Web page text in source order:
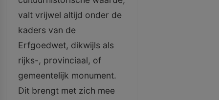
valt vrijwel altijd onder de
kaders van de
Erfgoedwet, dikwijls als
rijks-, provinciaal, of
gemeentelijk monument.
Dit brengt met zich mee